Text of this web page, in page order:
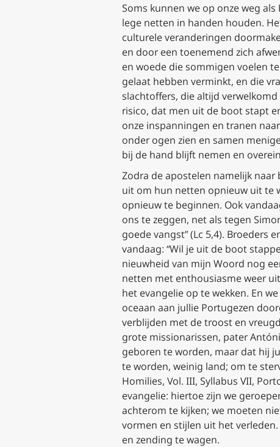
Soms kunnen we op onze weg
lege netten in handen houden.
culturele veranderingen
en door een toenemend zich
en woede die sommigen voelen
gelaat hebben verminkt, en die
slachtoffers, die altijd
risico, dat men uit de boot stapt
onze inspanningen en tranen
onder ogen zien en samen
bij de hand blijft nemen en
Zodra de apostelen namelijk
uit om hun netten opnieuw uit te
opnieuw te beginnen. Ook
ons te zeggen, net als tegen
goede vangst” (Lc 5,4). Broeders
vandaag: “Wil je uit de boot
nieuwheid van mijn Woord nog
netten met enthousiasme weer
het evangelie op te wekken. En
oceaan aan jullie Portugezen
verblijden met de troost en
grote missionarissen, pater
geboren te worden, maar dat hij
te worden, weinig land; om te
Homilies, Vol. III, Syllabus VII,
evangelie: hiertoe zijn we
achterom te kijken; we moeten
vormen en stijlen uit het
en zending te wagen.